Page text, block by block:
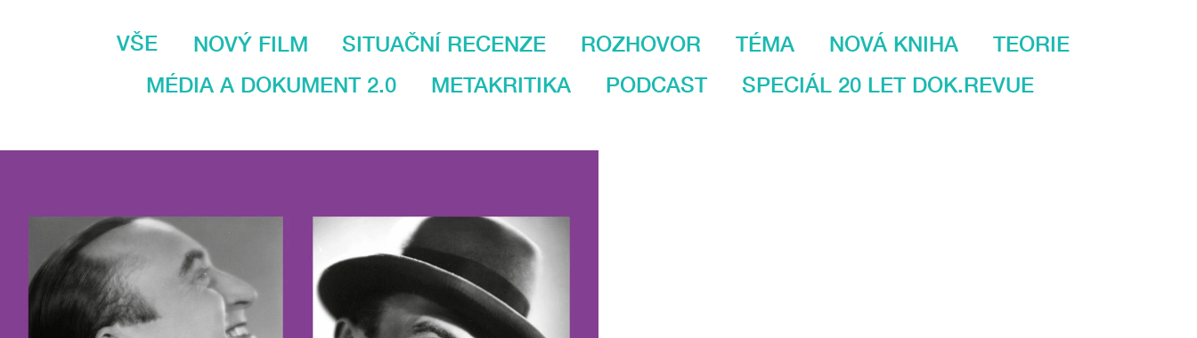
VŠE NOVÝ FILM SITUAČNÍ RECENZE ROZHOVOR TÉMA NOVÁ KNIHA
TEORIE
MÉDIA A DOKUMENT 2.0
METAKRITIKA PODCAST SPECIÁL 20 LET DOK.REVUE